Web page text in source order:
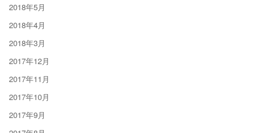
2018年5月
2018年4月
2018年3月
2017年12月
2017年11月
2017年10月
2017年9月